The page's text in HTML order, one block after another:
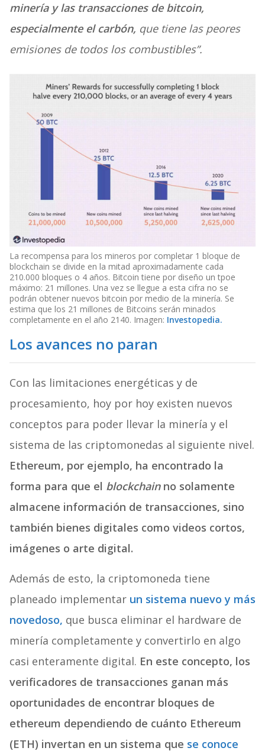
minería y las transacciones de bitcoin,
especialmente el carbón, que tiene las peores
emisiones de todos los combustibles”.
La recompensa para los mineros por completar 1 bloque de
blockchain se divide en la mitad aproximadamente cada
210.000 bloques o 4 años. Bitcoin tiene por diseño un tpoe
máximo: 21 millones. Una vez se llegue a esta cifra no se
podrán obtener nuevos bitcoin por medio de la minería. Se
estima que los 21 millones de Bitcoins serán minados
completamente en el año 2140. Imagen: Investopedia.
Los avances no paran
Con las limitaciones energéticas y de
procesamiento, hoy por hoy existen nuevos
conceptos para poder llevar la minería y el
sistema de las criptomonedas al siguiente nivel.
Ethereum, por ejemplo, ha encontrado la
forma para que el blockchainno solamente
almacene información de transacciones, sino
también bienes digitales como videos cortos,
imágenes o arte digital.
Además de esto, la criptomoneda tiene
planeado implementar un sistema nuevo y más
novedoso, que busca eliminar el hardware de
minería completamente y convertirlo en algo
casi enteramente digital. En este concepto, los
verificadores de transacciones ganan más
oportunidades de encontrar bloques de
ethereum dependiendo de cuánto Ethereum
(ETH) invertan en un sistema que se conoce